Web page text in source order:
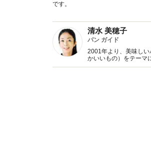
です。
清水 美穂子
パン ガイド
2001年より、美味し
かいいもの）をテーマ
誌、書籍にて活動中。